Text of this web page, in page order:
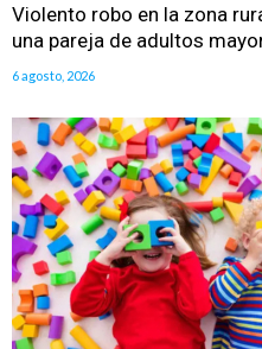
Violento robo en la zona
una pareja de adultos
6 agosto, 2026